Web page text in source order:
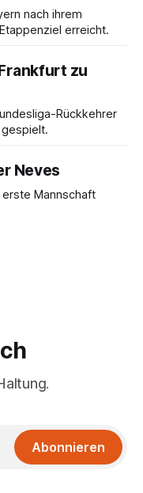
nach ihrem
erreicht.
zu
Rückkehrer
Neves
Mannschaft
Abonnieren